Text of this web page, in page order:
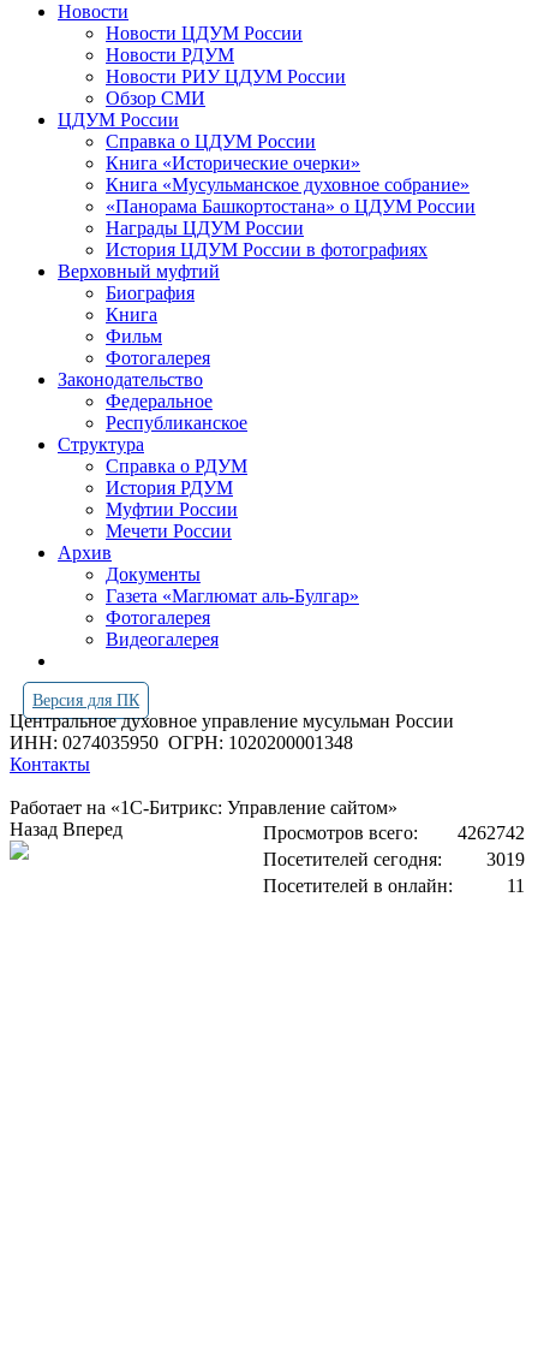
Новости
Новости ЦДУМ России
Новости РДУМ
Новости РИУ ЦДУМ России
Обзор СМИ
ЦДУМ России
Справка о ЦДУМ России
Книга «Исторические очерки»
Книга «Мусульманское духовное собрание»
«Панорама Башкортостана» о ЦДУМ России
Награды ЦДУМ России
История ЦДУМ России в фотографиях
Верховный муфтий
Биография
Книга
Фильм
Фотогалерея
Законодательство
Федеральное
Республиканское
Структура
Справка о РДУМ
История РДУМ
Муфтии России
Мечети России
Архив
Документы
Газета «Маглюмат аль-Булгар»
Фотогалерея
Видеогалерея
Версия для ПК
Центральное духовное управление мусульман России
ИНН: 0274035950 ОГРН: 1020200001348
Контакты
Работает на «1С-Битрикс: Управление сайтом»
Просмотров всего:
4262742
Посетителей сегодня:
3019
Посетителей в онлайн:
11
Назад Вперед